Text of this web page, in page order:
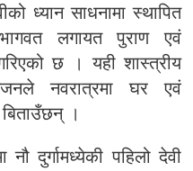
ध्यान साधनामा स्थापित
लगायत पुराण एवं
छ । यही शास्त्रीय
नवरात्रमा घर एवं
।
दुर्गामध्येकी पहिलो देवी